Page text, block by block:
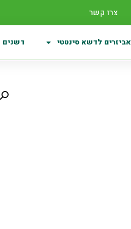
צרו קשר
אביזרים לדשא סינטטי דשנים